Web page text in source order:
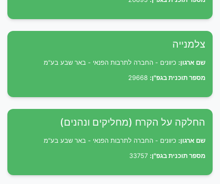
צלמנייה
שם ארגון: כיוונים - החברה לתרבות הפנאי - באר שבע בע"מ
מספר תוכנית בגפ"ן:
החלקה על הקרח (מחליקים ונהנים)
שם ארגון: כיוונים - החברה לתרבות הפנאי - באר שבע בע"מ
מספר תוכנית בגפ"ן: